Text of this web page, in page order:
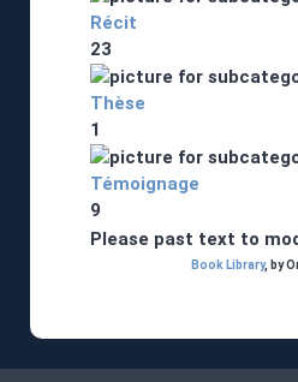
Récit
23
Thèse
1
Témoignage
9
Please past text to
Book Library, by